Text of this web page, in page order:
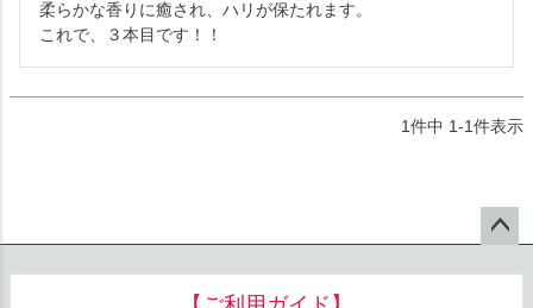
柔らかな香りに癒され、ハリが保たれます。
これで、３本目です！！
1件中 1-1件表示